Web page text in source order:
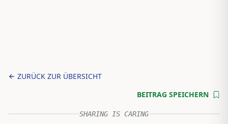
ZURÜCK ZUR ÜBERSICHT
BEITRAG SPEICHERN
SHARING IS CARING